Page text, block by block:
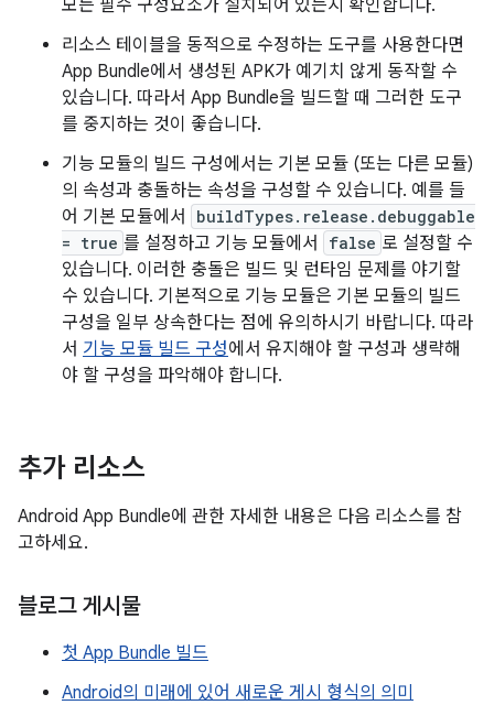
모든 필수 구성요소가 설치되어 있는지 확인합니다.
리소스 테이블을 동적으로 수정하는 도구를 사용한다면
App Bundle에서 생성된 APK가 예기치 않게 동작할 수
있습니다. 따라서 App Bundle을 빌드할 때 그러한 도구
를 중지하는 것이 좋습니다.
기능 모듈의 빌드 구성에서는 기본 모듈 (또는 다른 모듈)
의 속성과 충돌하는 속성을 구성할 수 있습니다. 예를 들
어 기본 모듈에서
buildTypes.release.debuggable
= true 를 설정하고 기능 모듈에서 false 로 설정할 수
있습니다. 이러한 충돌은 빌드 및 런타임 문제를 야기할
수 있습니다. 기본적으로 기능 모듈은 기본 모듈의 빌드
구성을 일부 상속한다는 점에 유의하시기 바랍니다. 따라
서 기능 모듈 빌드 구성에서 유지해야 할 구성과 생략해
야 할 구성을 파악해야 합니다.
추가 리소스
Android App Bundle에 관한 자세한 내용은 다음 리소스를 참
고하세요.
블로그 게시물
첫 App Bundle 빌드
Android의 미래에 있어 새로운 게시 형식의 의미